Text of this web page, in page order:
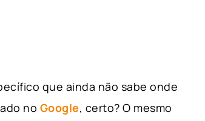
que ainda não sabe onde
no Google, certo? O mesmo